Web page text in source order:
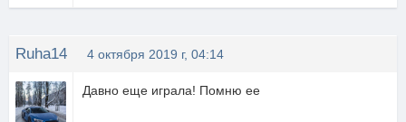
Ruha14 4 октября 2019 г, 04:14
Давно еще играла! Помню ее